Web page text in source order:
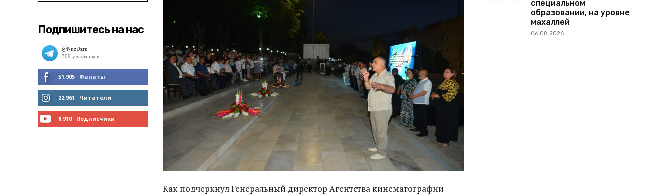
Подпишитесь на нас
51,905 Фанаты
МНЕ НРАВИТСЯ
22,961 Читатели
8,910 Подписчики
Как подчеркнул Генеральный директор Агентства кинематографии
специальном
образовании, на уровне
махаллей
06.08.2026